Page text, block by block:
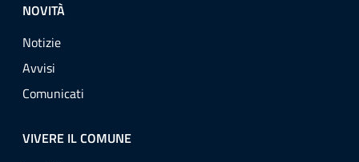
NOVITÀ
Notizie
Avvisi
Comunicati
VIVERE IL COMUNE